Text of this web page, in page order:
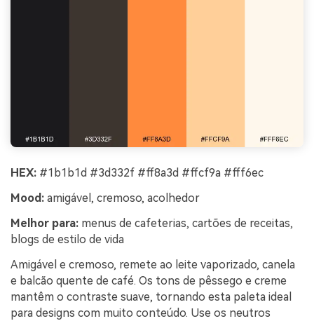
HEX: #1b1b1d #3d332f #ff8a3d #ffcf9a #fff6ec
Mood: amigável, cremoso, acolhedor
Melhor para: menus de cafeterias, cartões de receitas,
blogs de estilo de vida
Amigável e cremoso, remete ao leite vaporizado, canela
e balcão quente de café. Os tons de pêssego e creme
mantêm o contraste suave, tornando esta paleta ideal
para designs com muito conteúdo. Use os neutros